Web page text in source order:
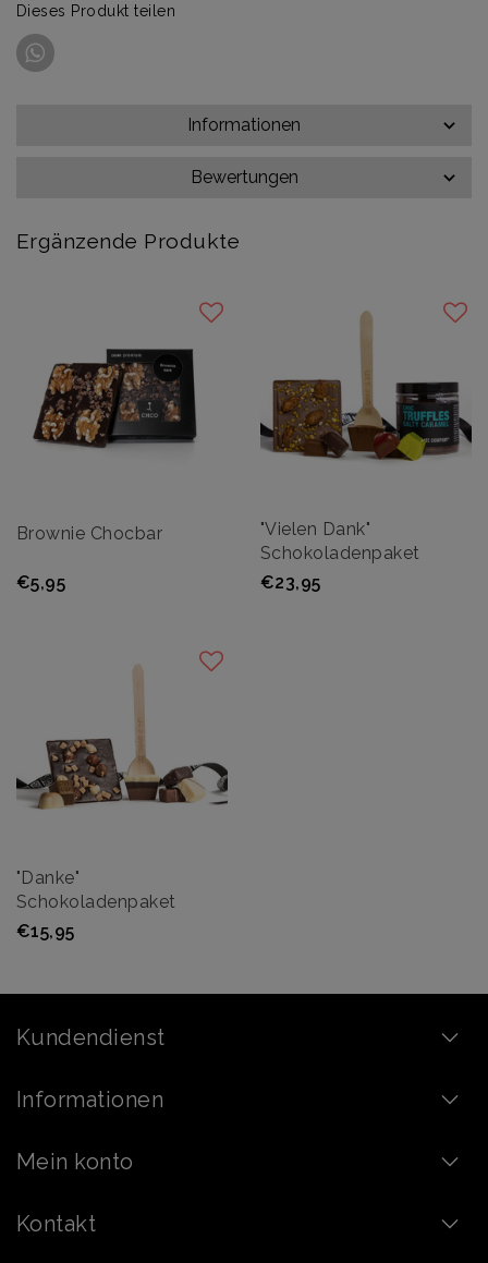
Dieses Produkt teilen
Informationen
Bewertungen
Ergänzende Produkte
Brownie Chocbar
€5,95
"Vielen Dank"
Schokoladenpaket
€23,95
"Danke"
Schokoladenpaket
€15,95
Kundendienst
Informationen
Mein konto
Kontakt